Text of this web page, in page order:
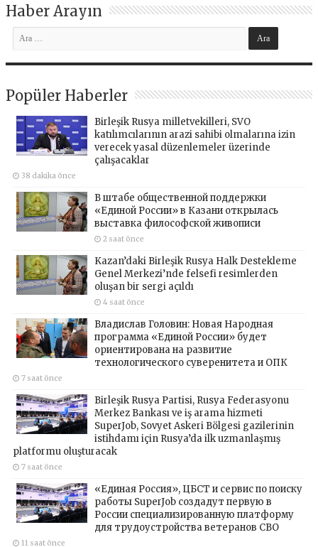
Haber Arayın
Popüler Haberler
Birleşik Rusya milletvekilleri, SVO
katılımcılarının arazi sahibi olmalarına izin
verecek yasal düzenlemeler üzerinde
çalışacaklar
38 dakika önce
В штабе общественной поддержки
«Единой России» в Казани открылась
выставка философской живописи
2 saat önce
Kazan’daki Birleşik Rusya Halk Destekleme
Genel Merkezi’nde felsefi resimlerden
oluşan bir sergi açıldı
4 saat önce
Владислав Головин: Новая Народная
программа «Единой России» будет
ориентирована на развитие
технологического суверенитета и ОПК
7 saat önce
Birleşik Rusya Partisi, Rusya Federasyonu
Merkez Bankası ve iş arama hizmeti
SuperJob, Sovyet Askeri Bölgesi gazilerinin
istihdamı için Rusya’da ilk uzmanlaşmış
platformu oluşturacak
7 saat önce
«Единая Россия», ЦБСТ и сервис по поиску
работы SuperJob создадут первую в
России специализированную платформу
для трудоустройства ветеранов СВО
11 saat önce